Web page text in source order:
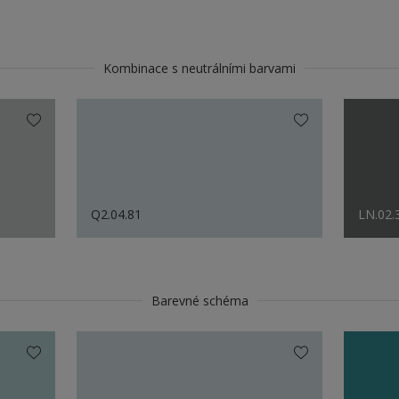
Kombinace s neutrálními barvami
Q2.04.81
Barevné schéma